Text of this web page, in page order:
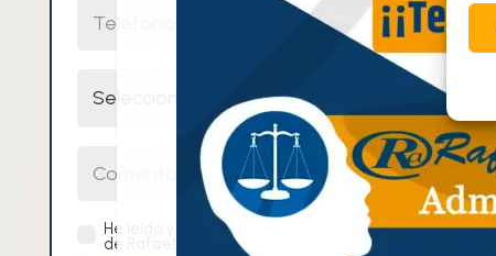
He leído y acepto la política de privacidad
de Rafael Alcalde Centro de Oposiciones.